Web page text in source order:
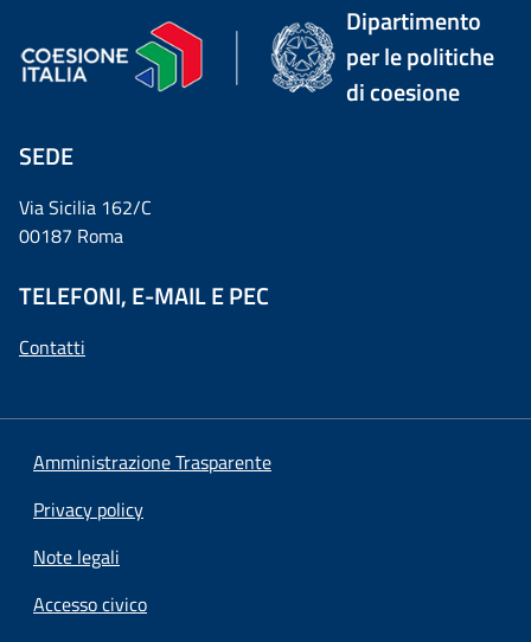
Dipartimento
per le politiche
di coesione
SEDE
Via Sicilia 162/C
00187 Roma
TELEFONI, E-MAIL E PEC
Contatti
Amministrazione Trasparente
Privacy policy
Note legali
Accesso civico